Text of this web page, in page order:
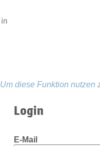
Um diese Funktion nutzen
Login
E-Mail